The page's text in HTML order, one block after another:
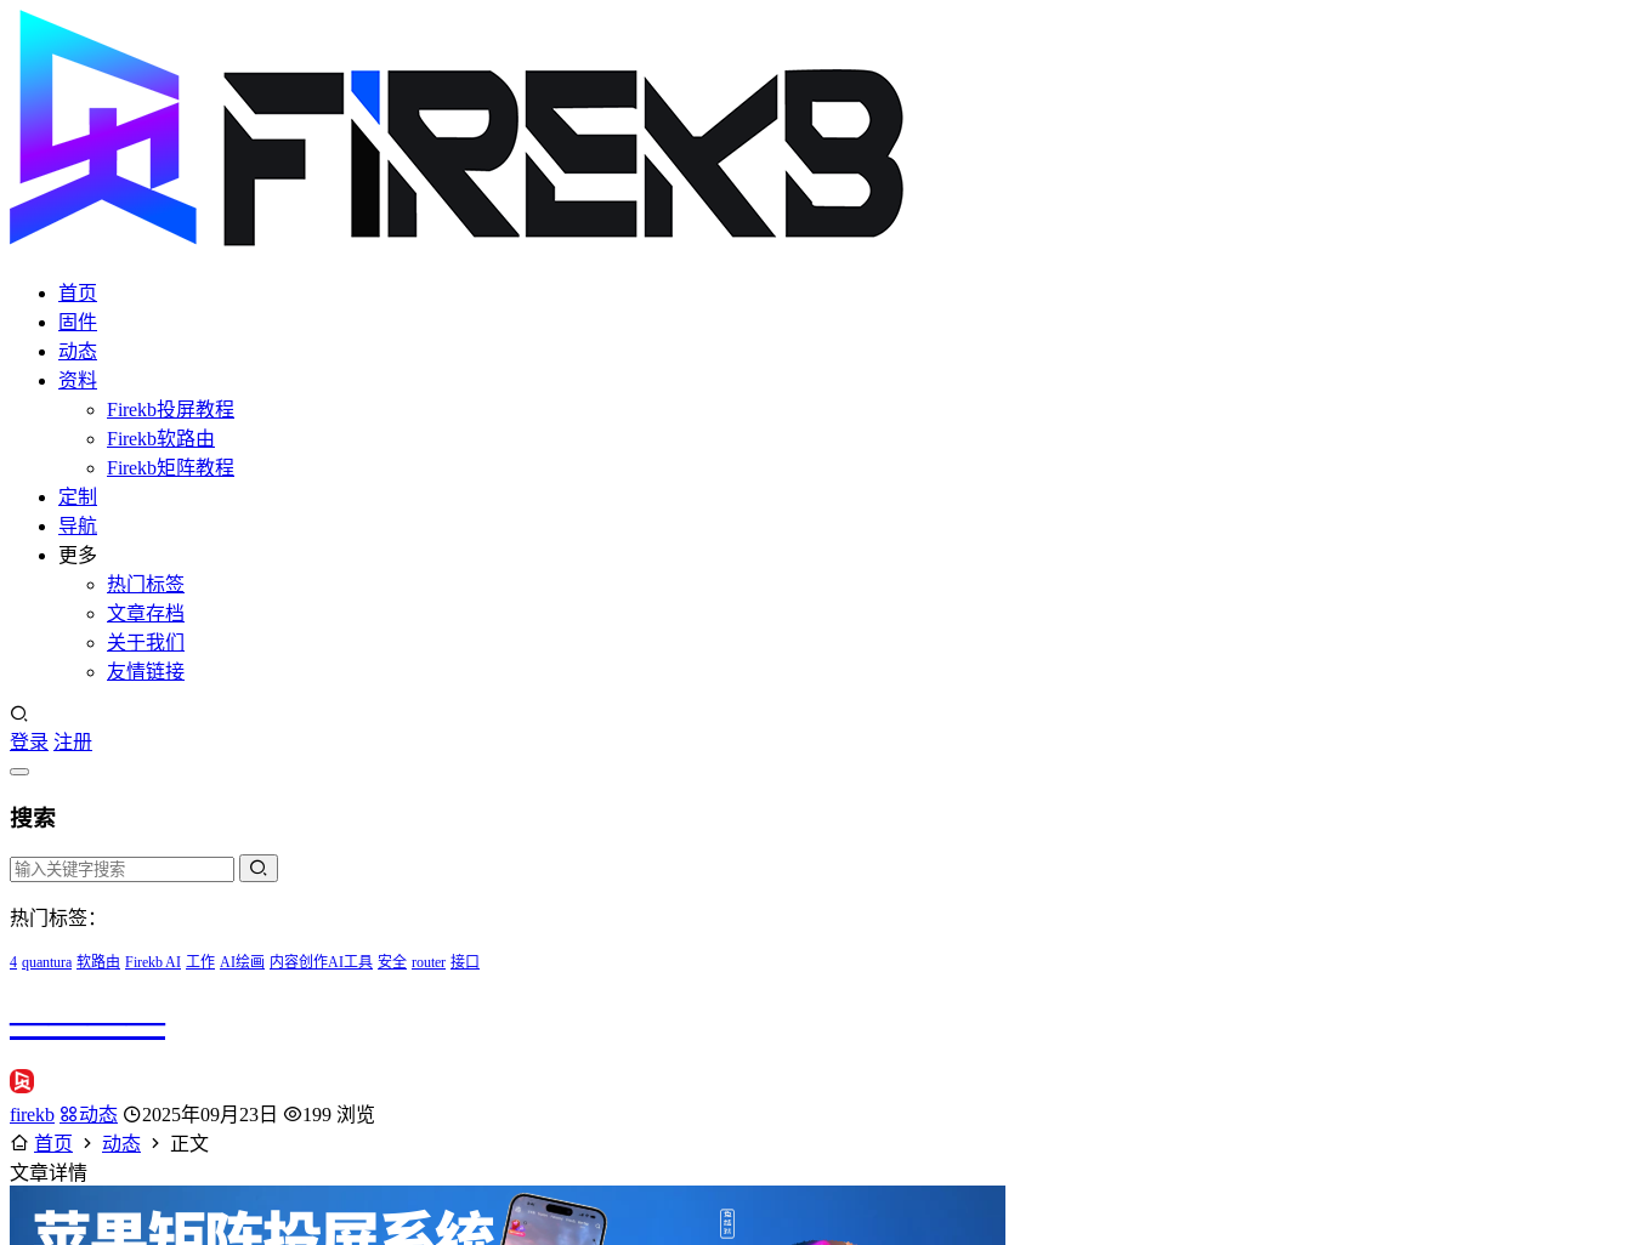
首页
固件
动态
资料
Firekb投屏教程
Firekb软路由
Firekb矩阵教程
定制
导航
更多
热门标签
文章存档
关于我们
友情链接
登录 注册
搜索
热门标签：
4 quantura 软路由 Firekb AI 工作 AI绘画 内容创作AI工具 安全 router 接口
————
firekb 动态 2025年09月23日
199 浏览
首页
动态
正文
文章详情